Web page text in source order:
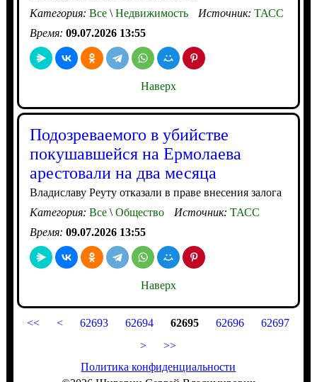
Категория: Все\Недвижимость Источник: ТАСС
Время: 09.07.2026 13:55
Наверх
Подозреваемого в убийстве
покушавшейся на Ермолаева
арестовали на два месяца
Владиславу Реуту отказали в праве внесения залога
Категория: Все\Общество Источник: ТАСС
Время: 09.07.2026 13:55
Наверх
<< < 62693 62694 62695 62696
62697
>
>>
Политика конфиденциальности